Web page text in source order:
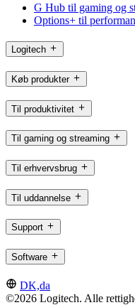
G Hub til gaming og
Options+ til
Logitech
Køb produkter
Til produktivitet
Til gaming og streaming
Til erhvervsbrug
Til uddannelse
Support
Software
DK,da
©2026 Logitech. Alle